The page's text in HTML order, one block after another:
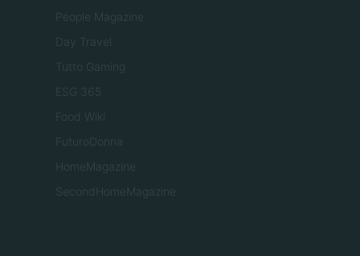
People Magazine
Day Travel
Tutto Gaming
ESG 365
Food Wiki
FuturoDonna
HomeMagazine
SecondHomeMagazine